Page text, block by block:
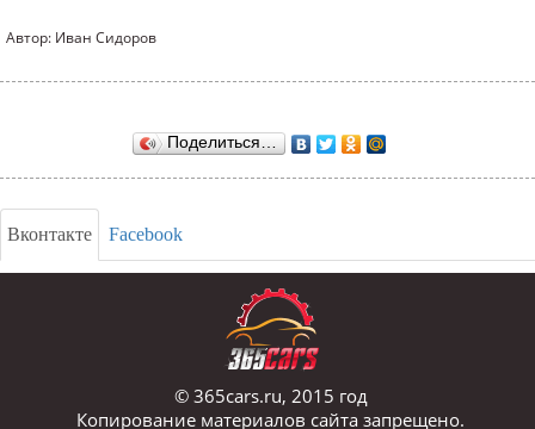
Автор: Иван Сидоров
Поделиться…
Вконтакте Facebook
© 365cars.ru, 2015 год
Копирование материалов сайта запрещено.